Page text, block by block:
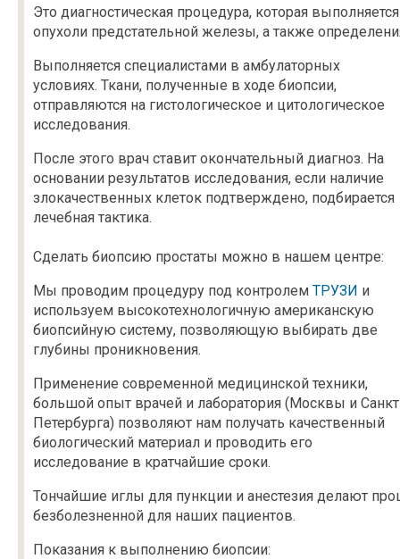
Это диагностическая процедура, которая
опухоли предстательной железы, а также
Выполняется специалистами в амбулаторных
условиях. Ткани, полученные в ходе биопсии,
отправляются на гистологическое и цитологическое
исследования.
После этого врач ставит окончательный диагноз. На
основании результатов исследования, если наличие
злокачественных клеток подтверждено, подбирается
лечебная тактика.
Сделать биопсию простаты можно в нашем центре:
Мы проводим процедуру под контролем ТРУЗИ и
используем высокотехнологичную американскую
биопсийную систему, позволяющую выбирать две
глубины проникновения.
Применение современной медицинской техники,
большой опыт врачей и лаборатория (Москвы и
Петербурга) позволяют нам получать качественный
биологический материал и проводить его
исследование в кратчайшие сроки.
Тончайшие иглы для пункции и анестезия делают
безболезненной для наших пациентов.
Показания к выполнению биопсии: